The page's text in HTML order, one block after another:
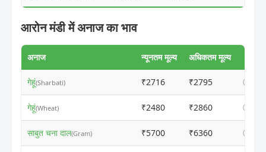
आरोन मंडी में अनाज का भाव
अनाज न्यूनतम मूल्य अधिकतम मूल्य
गेहूं(Sharbati) ₹2716 ₹2795 ⓘ
गेहूं(Wheat) ₹2480 ₹2860 ⓘ
साबुत चना दाल(Gram) ₹5700 ₹6360 ⓘ